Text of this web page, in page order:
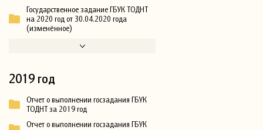
Государственное задание ГБУК ТОДНТ
на 2020 год от 30.04.2020 года
(изменённое)
2019 год
Отчет о выполнении госзадания ГБУК
ТОДНТ за 2019 год
Отчет о выполнении госзадания ГБУК